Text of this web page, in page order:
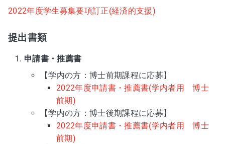
2022年度学生募集要項訂正(経済的支援)
提出書類
申請書・推薦書
【学内の方：博士前期課程に応募】
2022年度申請書・推薦書(学内者用 博士
前期)
【学内の方：博士後期課程に応募】
2022年度申請書・推薦書(学内者用 博士
前期)